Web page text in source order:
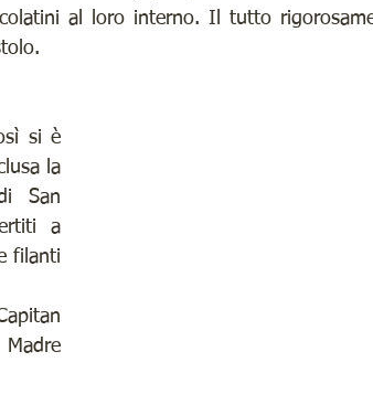
al loro interno. Il tutto
si è
la
San
a
filanti